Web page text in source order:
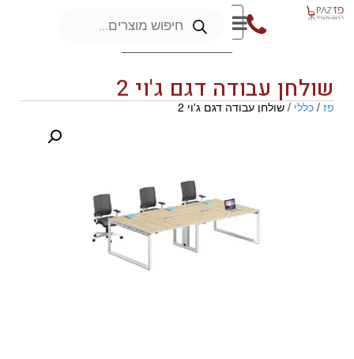
שולחן עבודה דגם ג'וי 2
פז/כללי/ שולחן עבודה דגם ג'וי 2